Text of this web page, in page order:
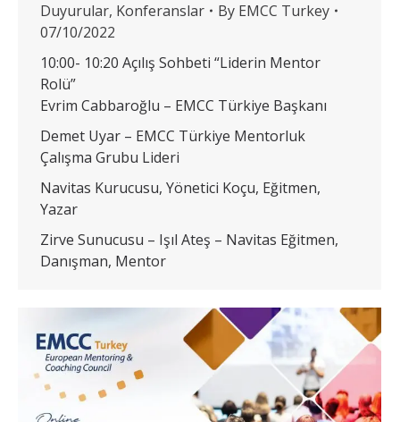
Duyurular, Konferanslar By EMCC Turkey
07/10/2022
10:00- 10:20 Açılış Sohbeti “Liderin Mentor
Rolü”
Evrim Cabbaroğlu – EMCC Türkiye Başkanı
Demet Uyar – EMCC Türkiye Mentorluk
Çalışma Grubu Lideri
Navitas Kurucusu, Yönetici Koçu, Eğitmen,
Yazar
Zirve Sunucusu – Işıl Ateş – Navitas Eğitmen,
Danışman, Mentor